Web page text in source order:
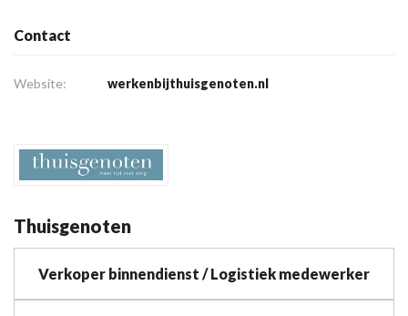
Contact
Website: werkenbijthuisgenoten.nl
Thuisgenoten
Verkoper binnendienst / Logistiek medewerker